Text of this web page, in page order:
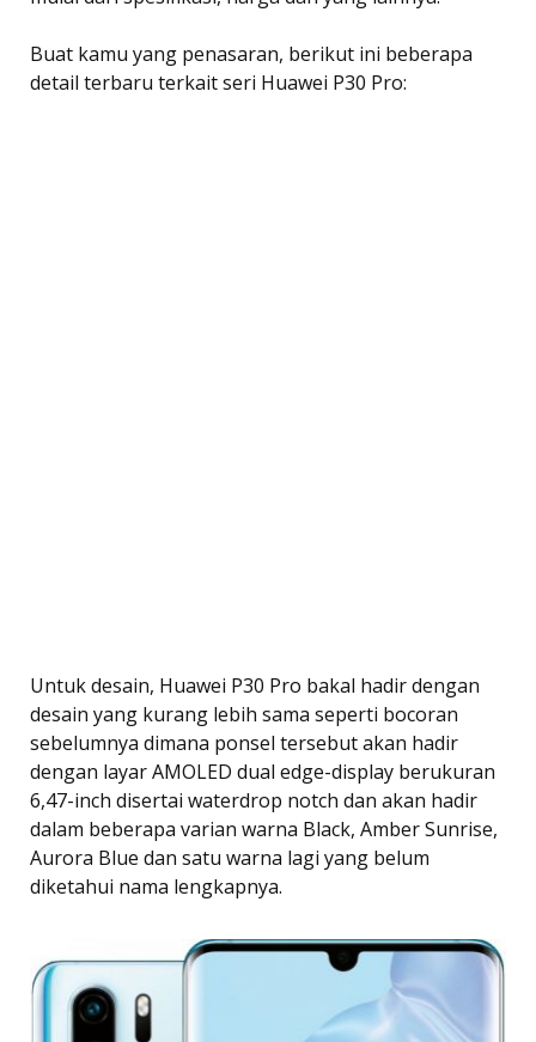
Buat kamu yang penasaran, berikut ini beberapa
detail terbaru terkait seri Huawei P30 Pro:
Untuk desain, Huawei P30 Pro bakal hadir dengan
desain yang kurang lebih sama seperti bocoran
sebelumnya dimana ponsel tersebut akan hadir
dengan layar AMOLED dual edge-display berukuran
6,47-inch disertai waterdrop notch dan akan hadir
dalam beberapa varian warna Black, Amber Sunrise,
Aurora Blue dan satu warna lagi yang belum
diketahui nama lengkapnya.